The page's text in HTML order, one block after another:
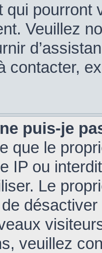
qui pourront
Veuillez
contacter,
puis-je
que le
IP ou
Le
veuillez